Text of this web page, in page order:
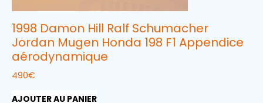
1998 Damon Hill Ralf Schumacher
Jordan Mugen Honda 198 F1 Appendice
aérodynamique
490€
AJOUTER AU PANIER